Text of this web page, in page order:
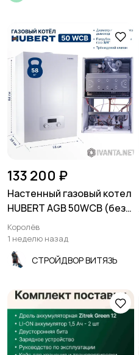
133 200 ₽
Настенный газовый котел
HUBERT AGB 50WCB (без
ГВС с трёхходовым
клапаном + датчик
бойлера) одноконтурный
Королёв
1 неделю назад
СТРОЙДВОР ВИТЯЗЬ